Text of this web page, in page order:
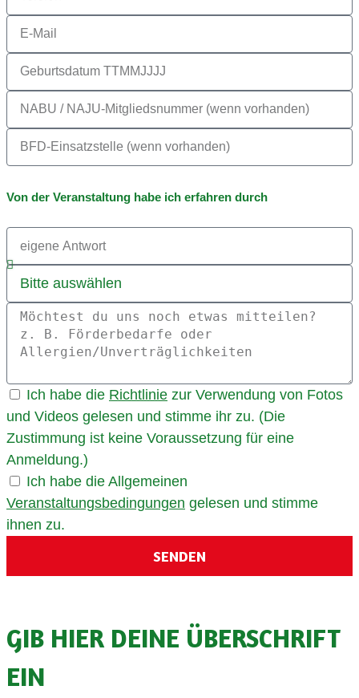
Von der Veranstaltung habe ich erfahren durch
Ich habe die Richtlinie zur Verwendung von Fotos
und Videos gelesen und stimme ihr zu. (Die
Zustimmung ist keine Voraussetzung für eine
Anmeldung.)
Ich habe die Allgemeinen
Veranstaltungsbedingungen gelesen und stimme
ihnen zu.
SENDEN
GIB HIER DEINE ÜBERSCHRIFT
EIN